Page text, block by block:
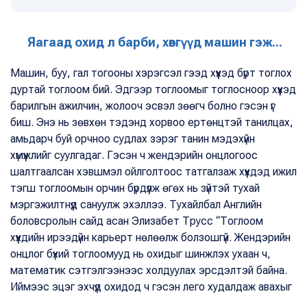
Яагаад охид л барби, хөвгүүд машин гэж...
Машин, буу, гал тогооны хэрэгсэл гээд хүүхэд бүрт тоглох
дуртай тоглоом бий. Эдгээр тоглоомыг тоглосноор хүүхэд
барилгын ажилчин, жолооч эсвэл зөөгч болно гэсэн үг
биш. Энэ нь зөвхөн тэдэнд хорвоо ертөнцтэй танилцах,
амьдарч буй орчноо судлах зэрэг танин мэдэхүйн
хүмүүжлийг суулгадаг. Гэсэн ч жендэрийн онцлогоос
шалтгаалсан хэвшмэл ойлголтоос татгалзаж хүүхдэд ижил
тэгш тоглоомын орчин бүрдүүлж өгөх нь зүйтэй тухай
мэргэжилтнүүд сануулж эхэллээ. Тухайлбал Английн
боловсролын сайд асан Элизабет Трусс “Тоглоом
хүүхдийн ирээдүйн карьерт нөлөөлж болзошгүй. Жендэрийн
онцлог бүхий тоглоомууд нь охидыг шинжлэх ухаан ч,
математик сэтгэлгээнээс холдуулах эрсдэлтэй байна.
Иймээс эцэг эхчүүд охидод ч гэсэн лего худалдаж авахыг